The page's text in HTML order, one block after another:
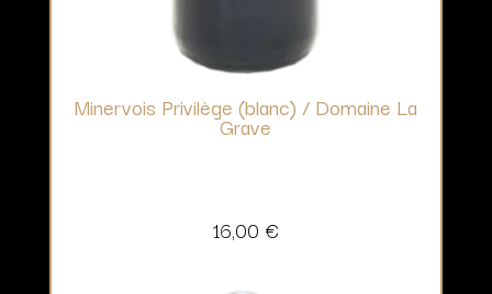
Minervois Privilège (blanc) / Domaine La
Grave
16,00 €